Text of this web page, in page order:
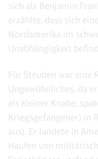
sich als Benjamin
erzählte, dass sich
Nordamerika im
Unabhängigkeit
Für Steuben war eine
Ungewöhnliches, da
als kleiner Knabe,
Kriegsgefangener) in
aus). Er landete in
Haufen von